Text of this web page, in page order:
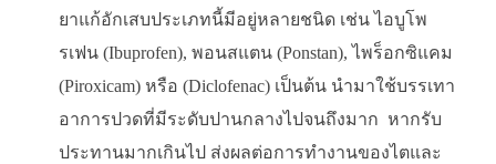
ยาแก้อักเสบประเภทนี้มีอยู่หลายชนิด เช่น ไอบูโพ
รเฟน (Ibuprofen), พอนสแตน (Ponstan), ไพร็อกซิแคม
(Piroxicam) หรือ (Diclofenac) เป็นต้น นำมาใช้บรรเทา
อาการปวดที่มีระดับปานกลางไปจนถึงมาก หากรับ
ประทานมากเกินไป ส่งผลต่อการทำงานของไตและ